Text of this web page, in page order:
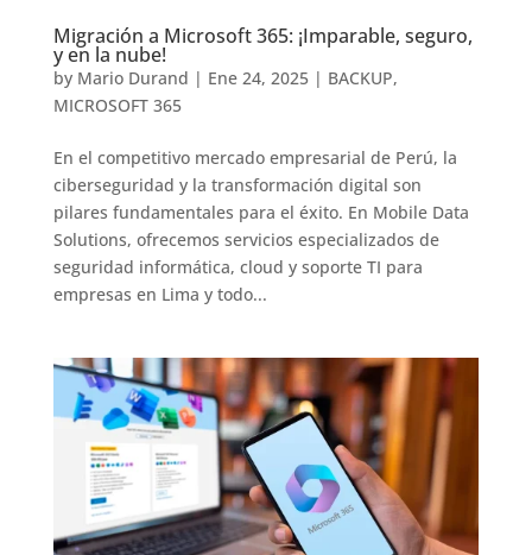
Migración a Microsoft 365: ¡Imparable, seguro,
y en la nube!
by Mario Durand | Ene 24, 2025| BACKUP,
MICROSOFT 365
En el competitivo mercado empresarial de Perú, la
ciberseguridad y la transformación digital son
pilares fundamentales para el éxito. En Mobile Data
Solutions, ofrecemos servicios especializados de
seguridad informática, cloud y soporte TI para
empresas en Lima y todo...